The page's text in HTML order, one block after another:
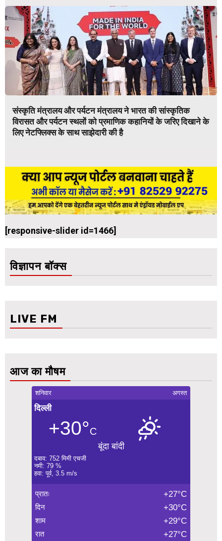
संस्कृति मंत्रालय और पर्यटन मंत्रालय ने भारत की सांस्कृतिक
विरासत और पर्यटन स्थलों को प्रमाणिक कहानियों के जरिए दिखाने के
लिए नेटफ्लिक्स के साथ साझेदारी की है
[responsive-slider id=1466]
विज्ञापन बॉक्स
LIVE FM
आज का मौषम
शनिवार अगस्त
दिल्ली
+30°C
बूंदा बांदी
दबाव: 752 मिमी एचजी
नमी: 79 %
हवा: पूर्व, 3.5 m/s
प्रातः +27°C
दिन +30°C
शाम +29°C
रात +27°C